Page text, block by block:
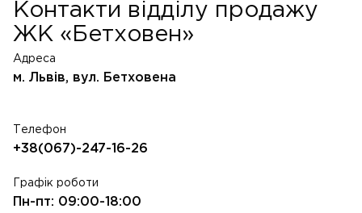
Контакти відділу продажу
ЖК «Бетховен»
Адреса
м. Львів, вул. Бетховена
Телефон
+38(067)-247-16-26
Графік роботи
Пн-пт: 09:00-18:00